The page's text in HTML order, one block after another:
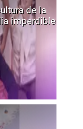
de la
imperdible